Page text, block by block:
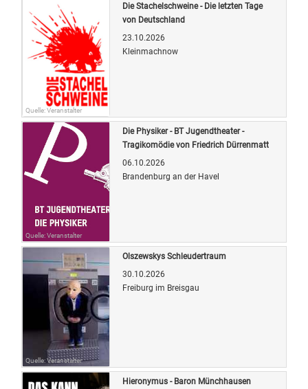
Quelle: Veranstalter
Die Stachelschweine - Die letzten Tage
von Deutschland
23.10.2026
Kleinmachnow
Quelle: Veranstalter
Die Physiker - BT Jugendtheater -
Tragikomödie von Friedrich Dürrenmatt
06.10.2026
Brandenburg an der Havel
Quelle: Veranstalter
Olszewskys Schleudertraum
30.10.2026
Freiburg im Breisgau
Hieronymus - Baron Münchhausen